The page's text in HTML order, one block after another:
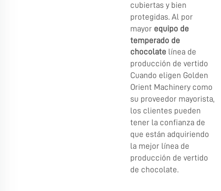
cubiertas y bien
protegidas. Al por
mayor equipo de
temperado de
chocolate línea de
producción de vertido
Cuando eligen Golden
Orient Machinery como
su proveedor mayorista,
los clientes pueden
tener la confianza de
que están adquiriendo
la mejor línea de
producción de vertido
de chocolate.